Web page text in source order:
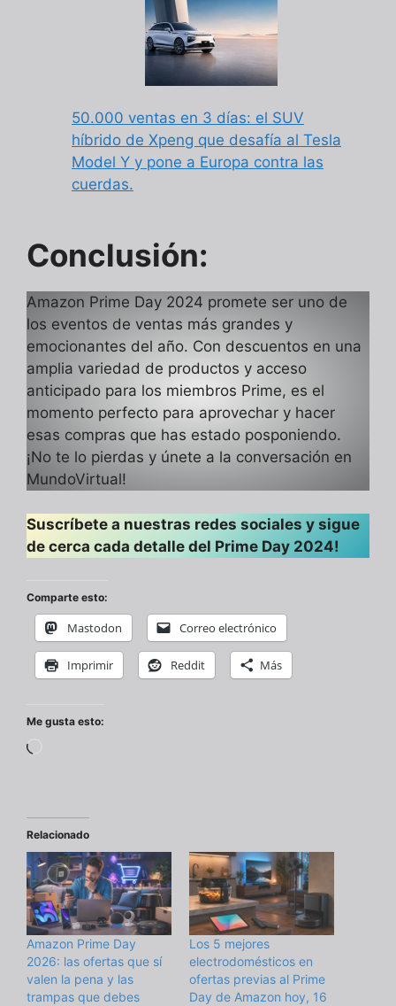
50.000 ventas en 3 días: el SUV
híbrido de Xpeng que desafía al Tesla
Model Y y pone a Europa contra las
cuerdas.
Conclusión:
Amazon Prime Day 2024 promete ser uno de
los eventos de ventas más grandes y
emocionantes del año. Con descuentos en una
amplia variedad de productos y acceso
anticipado para los miembros Prime, es el
momento perfecto para aprovechar y hacer
esas compras que has estado posponiendo.
¡No te lo pierdas y únete a la conversación en
MundoVirtual!
Suscríbete a nuestras redes sociales y sigue
de cerca cada detalle del Prime Day 2024!
Comparte esto:
Mastodon Correo electrónico
Imprimir Reddit Más
Me gusta esto:
Relacionado
Amazon Prime Day
2026: las ofertas que sí
valen la pena y las
trampas que debes
Los 5 mejores
electrodomésticos en
ofertas previas al Prime
Day de Amazon hoy, 16